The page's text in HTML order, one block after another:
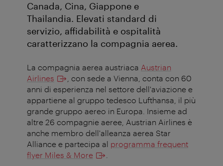
Canada, Cina, Giappone e
Thailandia. Elevati standard di
servizio, affidabilità e ospitalità
caratterizzano la compagnia aerea.
La compagnia aerea austriaca Austrian
Airlines
, con sede a Vienna, conta con 60
anni di esperienza nel settore dell'aviazione e
appartiene al gruppo tedesco Lufthansa, il più
grande gruppo aereo in Europa. Insieme ad
altre 26 compagnie aeree, Austrian Airlines è
anche membro dell'alleanza aerea Star
Alliance e partecipa al programma frequent
flyer Miles & More